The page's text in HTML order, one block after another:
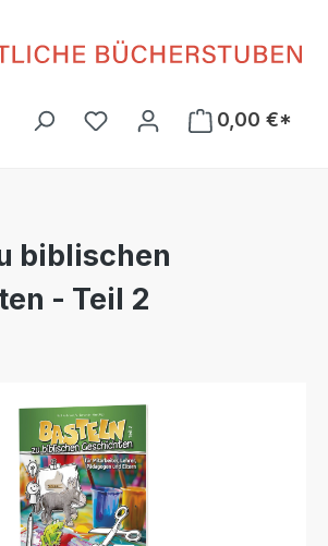
Du hast 0 Produkte auf
0,00 €*
biblischen
- Teil 2